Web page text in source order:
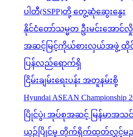
ပါတီ(SSPP)တို့ တွေ့ဆုံဆွေးနွေး
နိုင်ငံတော်သမ္မတ ဦးမင်းအောင်
အဆင့်မြင့်ကိုယ်စားလှယ်အဖွဲ့ ထိုင်း
ပြန်လည်ရောက်ရှိ
ငြိမ်းချမ်းရေးပန်း အတူနမ်းစို့
Hyundai ASEAN
ပြိုင်ပွဲ၊ အုပ်စုအဆင့် မြန်မာအသ
ယှဉ်ပြိုင်မှု တိုက်ရိုက်ထုတ်လွှင့်မ